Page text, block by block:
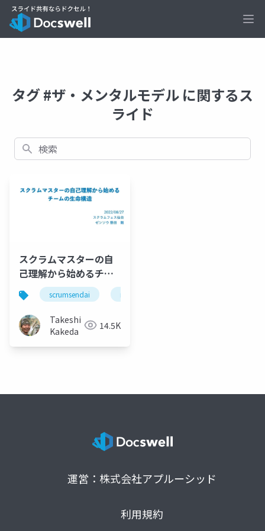
タグ #ザ・メンタルモデル に関するス
ライド
検索
スクラムマスターの自
己理解から始めるチー
ムの生命構造
scrumsendai nvc
Takeshi
Kakeda
14.5K
運営：株式会社アプルーシッド
利用規約